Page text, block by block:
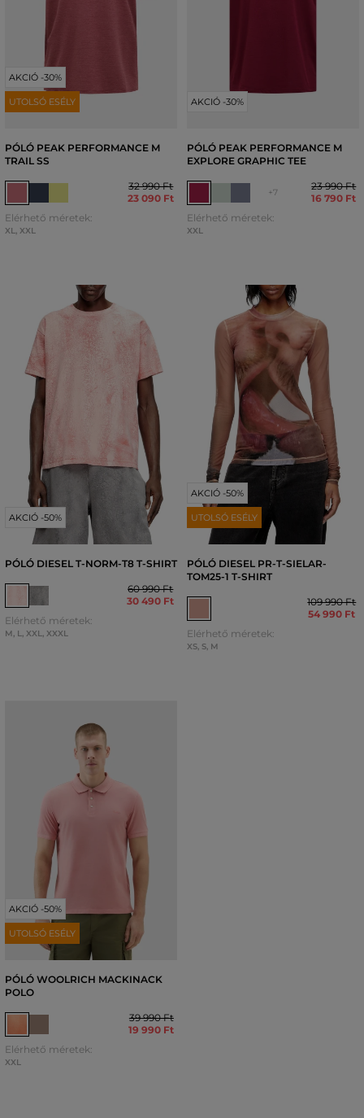
AKCIÓ -30%
UTOLSÓ ESÉLY
PÓLÓ PEAK PERFORMANCE M
TRAIL SS
32 990 Ft
23 090 Ft
Elérhető méretek:
XL, XXL
AKCIÓ -30%
PÓLÓ PEAK PERFORMANCE M
EXPLORE GRAPHIC TEE
+7
23 990 Ft
16 790 Ft
Elérhető méretek:
XXL
AKCIÓ -50%
PÓLÓ DIESEL T-NORM-T8 T-SHIRT
60 990 Ft
30 490 Ft
Elérhető méretek:
M, L, XXL, XXXL
AKCIÓ -50%
UTOLSÓ ESÉLY
PÓLÓ DIESEL PR-T-SIELAR-
TOM25-1 T-SHIRT
109 990 Ft
54 990 Ft
Elérhető méretek:
XS, S, M
AKCIÓ -50%
UTOLSÓ ESÉLY
PÓLÓ WOOLRICH MACKINACK
POLO
39 990 Ft
19 990 Ft
Elérhető méretek:
XXL